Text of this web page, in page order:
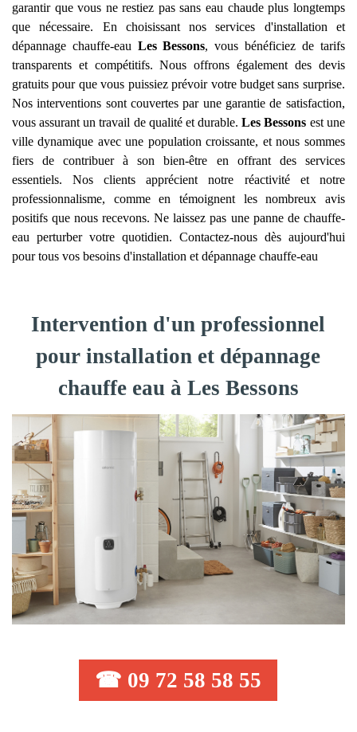
garantir que vous ne restiez pas sans eau chaude plus longtemps
que nécessaire. En choisissant nos services d'installation et
dépannage chauffe-eau Les Bessons, vous bénéficiez de tarifs
transparents et compétitifs. Nous offrons également des devis
gratuits pour que vous puissiez prévoir votre budget sans surprise.
Nos interventions sont couvertes par une garantie de satisfaction,
vous assurant un travail de qualité et durable.Les Bessons est une
ville dynamique avec une population croissante, et nous sommes
fiers de contribuer à son bien-être en offrant des services
essentiels. Nos clients apprécient notre réactivité et notre
professionnalisme, comme en témoignent les nombreux avis
positifs que nous recevons. Ne laissez pas une panne de chauffe-
eau perturber votre quotidien. Contactez-nous dès aujourd'hui
pour tous vos besoins d'installation et dépannage chauffe-eau
Intervention d'un professionnel
pour installation et dépannage
chauffe eau à Les Bessons
☎ 09 72 58 58 55